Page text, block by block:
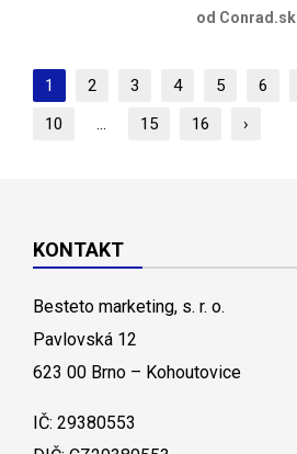
od Conrad.sk
1 2 3 4 5 6
10
... 15 16 ›
KONTAKT
Besteto marketing, s. r. o.
Pavlovská 12
623 00 Brno – Kohoutovice
IČ: 29380553